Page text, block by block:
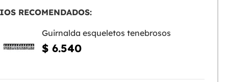
RECOMENDADOS:
Guirnalda esqueletos tenebrosos
$ 6.540